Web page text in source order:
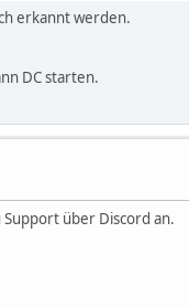
erkannt werden.
DC starten.
über Discord an.